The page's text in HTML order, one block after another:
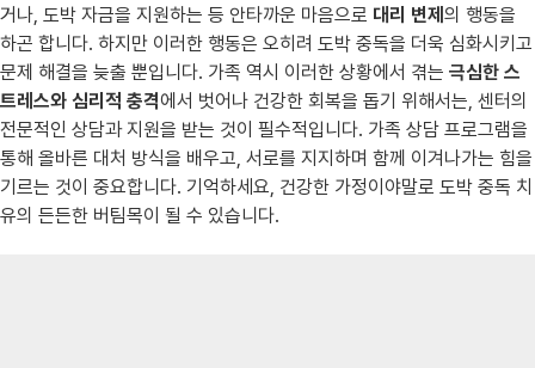
거나, 도박 자금을 지원하는 등 안타까운 마음으로 대리 변제 의 행동을
하곤 합니다. 하지만 이러한 행동은 오히려 도박 중독을 더욱 심화시키고
문제 해결을 늦출 뿐입니다. 가족 역시 이러한 상황에서 겪는 극심한 스
트레스와 심리적 충격에서 벗어나 건강한 회복을 돕기 위해서는, 센터의
전문적인 상담과 지원을 받는 것이 필수적입니다. 가족 상담 프로그램을
통해 올바른 대처 방식을 배우고, 서로를 지지하며 함께 이겨나가는 힘을
기르는 것이 중요합니다. 기억하세요, 건강한 가정이야말로 도박 중독 치
유의 든든한 버팀목이 될 수 있습니다.